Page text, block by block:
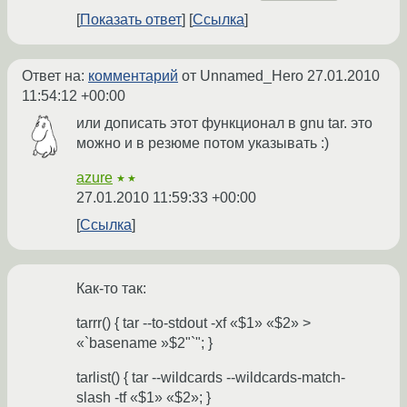
Показать ответ
Ссылка
Ответ на: комментарий от Unnamed_Hero 27.01.2010
11:54:12 +00:00
или дописать этот функционал в gnu tar. это
можно и в резюме потом указывать :)
azure ★★
27.01.2010 11:59:33 +00:00
Ссылка
Как-то так:
tarrr() { tar --to-stdout -xf «$1» «$2» >
«`basename »$2"`"; }
tarlist() { tar --wildcards --wildcards-match-
slash -tf «$1» «$2»; }